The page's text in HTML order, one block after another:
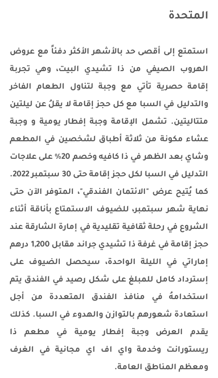
المتحدة
استمتع إلى أقصى حد بالأشهر الأكثر دفئاً مع عروض
الهروب الصيفي من ذا تشيدي البيت، وهي تجربة
إقامة حصرية تأتي مع وجبة لتناول الطعام الفاخر
والتدليل في السبا مع كل حجز إقامة لا يقلُ عن ليلتين
متتاليتين. تشمل الإقامة وجبة إفطار يومية و وجبة
عشاء مكونة من ثلاثة أطباق لشخصين في المطعم
وشاي بعد الظهر في ذا كافيه وخصم 20٪ على علاجات
التدليل في السبا لكل حجز إقامة حتى 30 سبتمبر 2022.
كما يُتيح عرض "الائتمان الفندقي"، المتوفر الآن حتى
نهاية شهر سبتمبر، للضيوف الاستمتاع بأناقة أثناء
الشروع في رحلة ثقافية تقليدية في إمارة الشارقة عند
حجز إقامة في غرفة ذا تشيدي جراند مقابل 1,200 درهم
إماراتي في الليلة الواحدة، سيحصل الضيوف على
إسترداد كامل للمبلغ على شكل رصيد في الفندق يتم
استخدامهُ في منافذ الفندق المتعددة من أجل
استعادة شعورهم بالتوازن والهدوء في السبا. كذلك
يقدم العرض وجبة إفطار يومية في مطعم ذا
ريستورانت وخدمة واي اف اي مجانية في الغرف
ومعظم المناطق العامة.